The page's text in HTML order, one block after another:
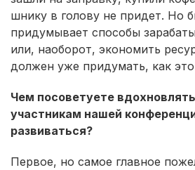
шнику в голову не придет. Но
придумывает способы
или, наоборот, экономить
должен уже придумать, как это
Чем посоветуете
участникам нашей
развиваться?
Первое, но самое главное